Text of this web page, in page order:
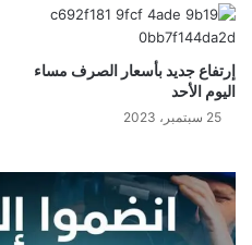
إرتفاع جديد بأسعار الصرف مساء
اليوم الأحد
25 سبتمبر، 2023